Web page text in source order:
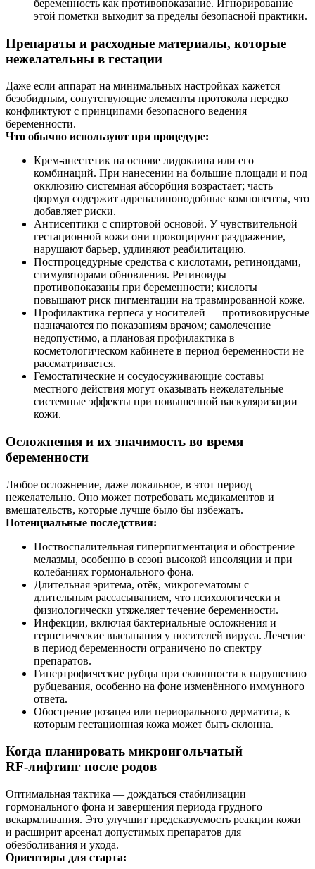
беременность как противопоказание. Игнорирование
этой пометки выходит за пределы безопасной практики.
Препараты и расходные материалы, которые
нежелательны в гестации
Даже если аппарат на минимальных настройках кажется
безобидным, сопутствующие элементы протокола нередко
конфликтуют с принципами безопасного ведения
беременности.
Что обычно используют при процедуре:
Крем‑анестетик на основе лидокаина или его
комбинаций. При нанесении на большие площади и под
окклюзию системная абсорбция возрастает; часть
формул содержит адреналиноподобные компоненты, что
добавляет риски.
Антисептики с спиртовой основой. У чувствительной
гестационной кожи они провоцируют раздражение,
нарушают барьер, удлиняют реабилитацию.
Постпроцедурные средства с кислотами, ретиноидами,
стимуляторами обновления. Ретиноиды
противопоказаны при беременности; кислоты
повышают риск пигментации на травмированной коже.
Профилактика герпеса у носителей — противовирусные
назначаются по показаниям врачом; самолечение
недопустимо, а плановая профилактика в
косметологическом кабинете в период беременности не
рассматривается.
Гемостатические и сосудосуживающие составы
местного действия могут оказывать нежелательные
системные эффекты при повышенной васкуляризации
кожи.
Осложнения и их значимость во время
беременности
Любое осложнение, даже локальное, в этот период
нежелательно. Оно может потребовать медикаментов и
вмешательств, которые лучше было бы избежать.
Потенциальные последствия:
Поствоспалительная гиперпигментация и обострение
мелазмы, особенно в сезон высокой инсоляции и при
колебаниях гормонального фона.
Длительная эритема, отёк, микрогематомы с
длительным рассасыванием, что психологически и
физиологически утяжеляет течение беременности.
Инфекции, включая бактериальные осложнения и
герпетические высыпания у носителей вируса. Лечение
в период беременности ограничено по спектру
препаратов.
Гипертрофические рубцы при склонности к нарушению
рубцевания, особенно на фоне изменённого иммунного
ответа.
Обострение розацеа или периорального дерматита, к
которым гестационная кожа может быть склонна.
Когда планировать микроигольчатый
RF‑лифтинг после родов
Оптимальная тактика — дождаться стабилизации
гормонального фона и завершения периода грудного
вскармливания. Это улучшит предсказуемость реакции кожи
и расширит арсенал допустимых препаратов для
обезболивания и ухода.
Ориентиры для старта: